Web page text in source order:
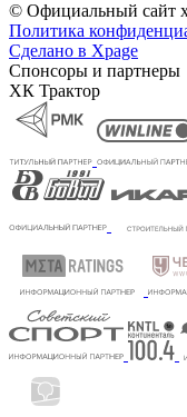
© Официальный сайт
Политика
Сделано в Xpage
Спонсоры и партнеры
ХК Трактор